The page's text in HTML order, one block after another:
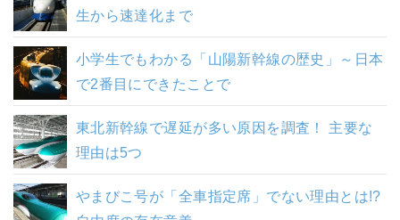
生から速達化まで
小学生でもわかる「山陽新幹線の歴史」～日本
で2番目にできたことで
東北新幹線で遅延が多い原因を調査！ 主要な
理由は5つ
やまびこ号が「全車指定席」でない理由とは!?